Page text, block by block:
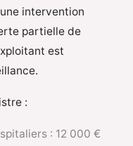
intervention
partielle de
est
:
: 12 000 €